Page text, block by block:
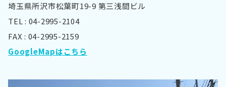
埼玉県所沢市松葉町19-9 第三浅間ビル
TEL : 04-2995-2104
FAX : 04-2995-2159
GoogleMapはこちら